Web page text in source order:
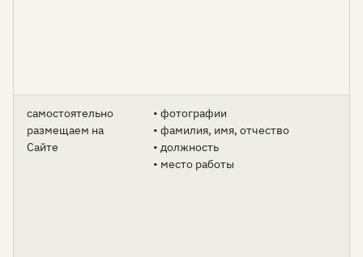
самостоятельно
размещаем на
Сайте
• фотографии
• фамилия, имя, отчество
• должность
• место работы